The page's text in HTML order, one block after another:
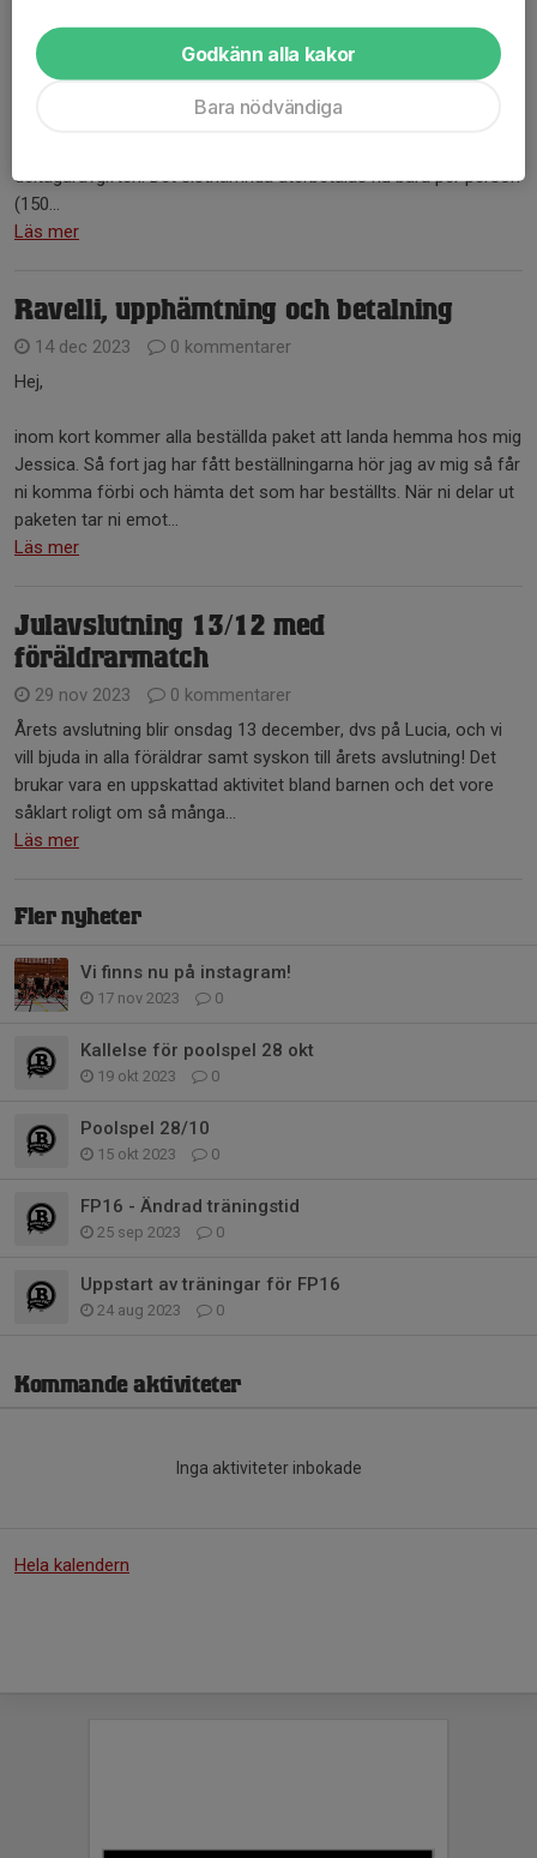
Snart är det dags! (Nedräkningen i bilden är en skärmdump från torsdag 23
oktober)
Fem matcher, blå nivå, 2 x 15 minuter, i Järfälla gymnasium.
deltagaravgiften. Det sistnämnda återbetalas nu bara per person
(150...
Läs mer
Ravelli, upphämtning och betalning
14 dec 2023
0 kommentarer
Hej,
inom kort kommer alla beställda paket att landa hemma hos mig
Jessica. Så fort jag har fått beställningarna hör jag av mig så får
ni komma förbi och hämta det som har beställts. När ni delar ut
paketen tar ni emot...
Läs mer
Julavslutning 13/12 med
föräldrarmatch
29 nov 2023
0 kommentarer
Årets avslutning blir onsdag 13 december, dvs på Lucia, och vi
vill bjuda in alla föräldrar samt syskon till årets avslutning! Det
brukar vara en uppskattad aktivitet bland barnen och det vore
såklart roligt om så många...
Läs mer
Fler nyheter
Vi finns nu på instagram!
17 nov 2023 0
Kallelse för poolspel 28 okt
19 okt 2023 0
Poolspel 28/10
15 okt 2023 0
FP16 - Ändrad träningstid
25 sep 2023 0
Uppstart av träningar för FP16
24 aug 2023 0
Kommande aktiviteter
Inga aktiviteter inbokade
Hela kalendern
Godkänn alla kakor
Bara nödvändiga